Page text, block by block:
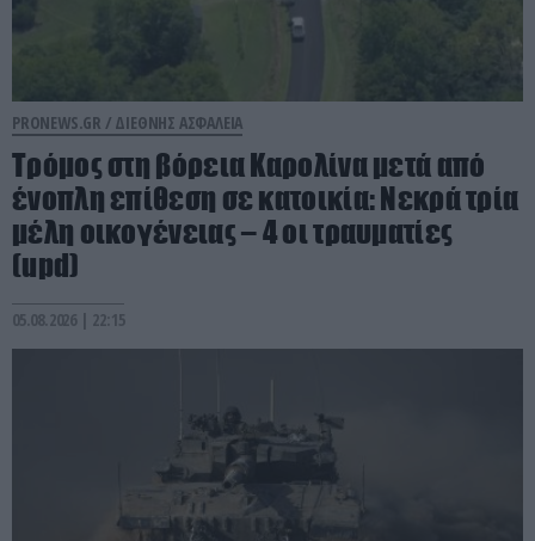
PRONEWS.GR / ΔΙΕΘΝΗΣ ΑΣΦΑΛΕΙΑ
Τρόμος στη βόρεια Καρολίνα μετά από
ένοπλη επίθεση σε κατοικία: Νεκρά τρία
μέλη οικογένειας – 4 οι τραυματίες
(upd)
05.08.2026 | 22:15